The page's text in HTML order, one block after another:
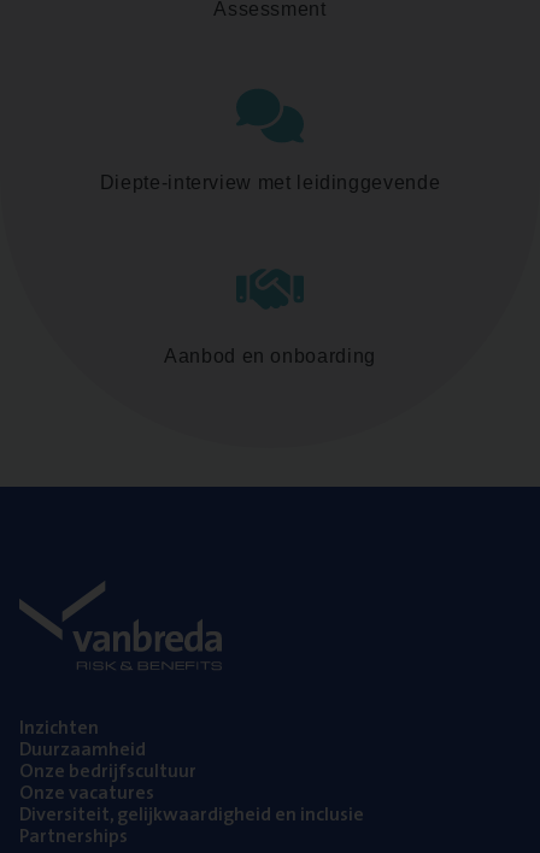
Assessment
Diepte-interview met leidinggevende
Aanbod en onboarding
Inzich­ten
Duur­zaam­heid
Onze bedrijfs­cul­tuur
Onze vaca­tu­res
Diver­si­teit, gelijk­waar­dig­heid en inclusie
Part­ner­ships